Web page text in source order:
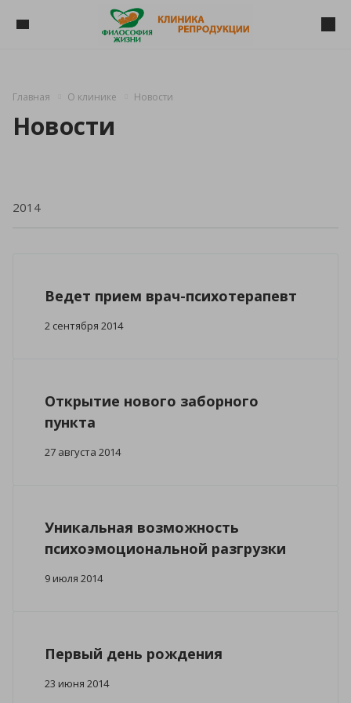
Главная О клинике Новости
Новости
Ведет прием врач-психотерапевт
2 сентября 2014
Открытие нового заборного
пункта
27 августа 2014
Уникальная возможность
психоэмоциональной разгрузки
9 июля 2014
Первый день рождения
23 июня 2014